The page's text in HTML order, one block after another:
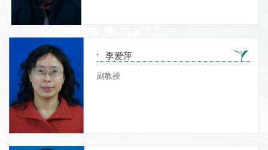
李爱萍
副教授